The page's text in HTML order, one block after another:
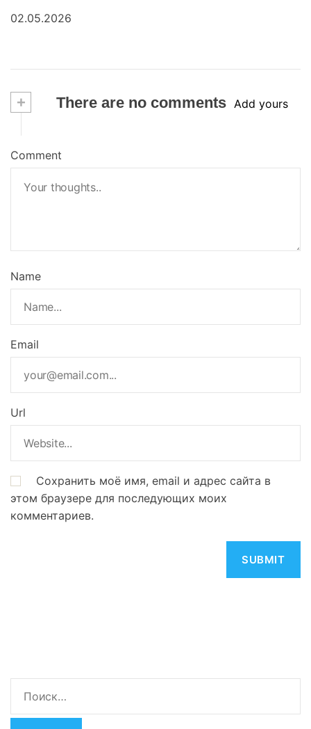
02.05.2026
+ There are no comments Add yours
Comment
Name
Email
Url
Сохранить моё имя, email и адрес сайта в
этом браузере для последующих моих
комментариев.
й